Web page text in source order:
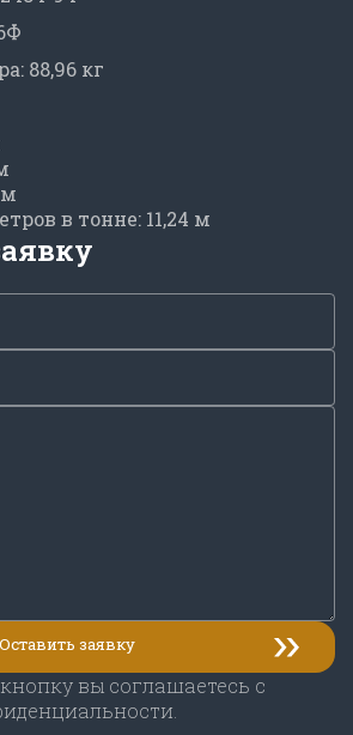
88,96 кг
в тонне: 11,24 м
вы соглашаетесь с